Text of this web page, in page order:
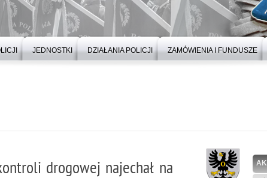
JEDNOSTKI DZIAŁANIA POLICJI ZAMÓWIENIA I FUNDUSZE
drogowej najechał na